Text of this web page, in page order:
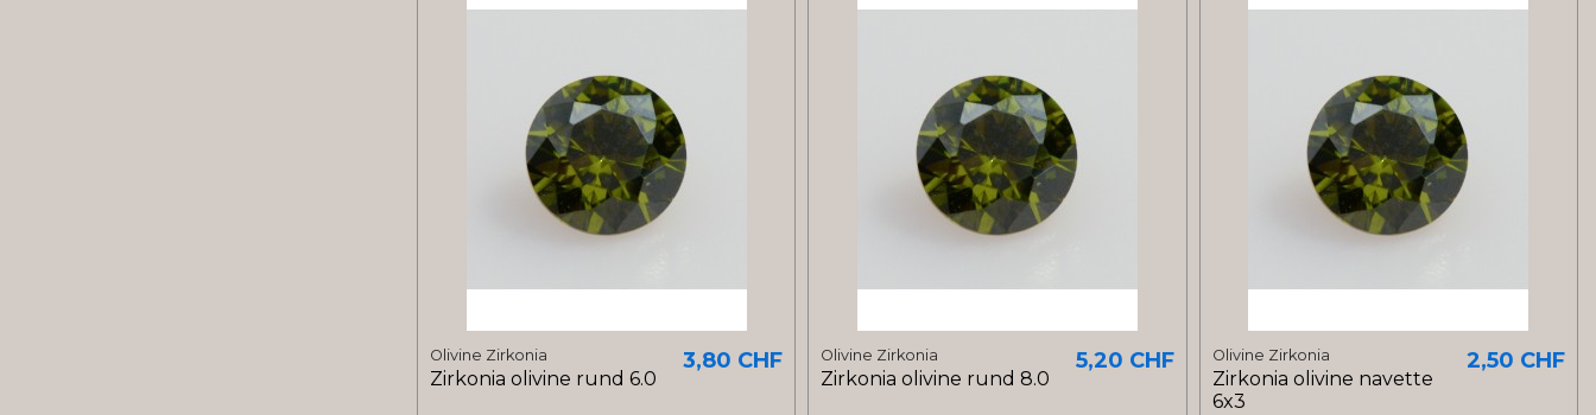
Olivine Zirkonia
Zirkonia olivine rund 6.0
3,80 CHF Olivine Zirkonia
Zirkonia olivine rund 8.0
5,20 CHF Olivine Zirkonia
Zirkonia olivine navette
6x3
2,50 CHF